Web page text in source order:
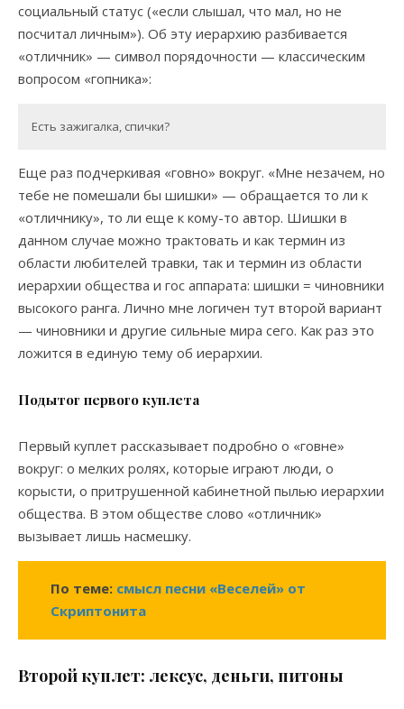
социальный статус («если слышал, что мал, но не
посчитал личным»). Об эту иерархию разбивается
«отличник» — символ порядочности — классическим
вопросом «гопника»:
Есть зажигалка, спички?
Еще раз подчеркивая «говно» вокруг. «Мне незачем, но
тебе не помешали бы шишки» — обращается то ли к
«отличнику», то ли еще к кому-то автор. Шишки в
данном случае можно трактовать и как термин из
области любителей травки, так и термин из области
иерархии общества и гос аппарата: шишки = чиновники
высокого ранга. Лично мне логичен тут второй вариант
— чиновники и другие сильные мира сего. Как раз это
ложится в единую тему об иерархии.
Подытог первого куплета
Первый куплет рассказывает подробно о «говне»
вокруг: о мелких ролях, которые играют люди, о
корысти, о притрушенной кабинетной пылью иерархии
общества. В этом обществе слово «отличник»
вызывает лишь насмешку.
По теме: смысл песни «Веселей» от
Скриптонита
Второй куплет: лексус, деньги, питоны